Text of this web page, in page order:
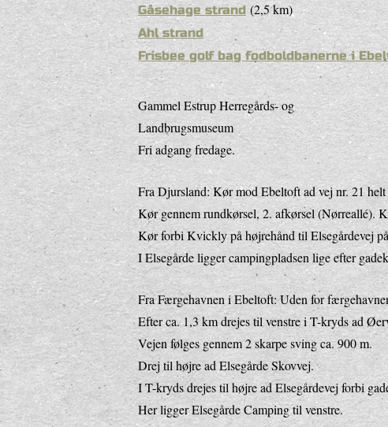
Gåsehage strand (2,5 km)
Ahl strand
Frisbee golf bag fodboldbanerne i
Gammel Estrup Herregårds- og
Landbrugsmuseum
Fri adgang fredage.
Fra Djursland: Kør mod Ebeltoft ad vej nr. 21
Kør gennem rundkørsel, 2. afkørsel (Nørreallé).
Kør forbi Kvickly på højrehånd til Elsegårdevej
I Elsegårde ligger campingpladsen lige efter
Fra Færgehavnen i Ebeltoft: Uden for
Efter ca. 1,3 km drejes til venstre i T-kryds ad
Vejen følges gennem 2 skarpe sving ca. 900 m.
Drej til højre ad Elsegårde Skovvej.
I T-kryds drejes til højre ad Elsegårdevej forbi
Her ligger Elsegårde Camping til venstre.